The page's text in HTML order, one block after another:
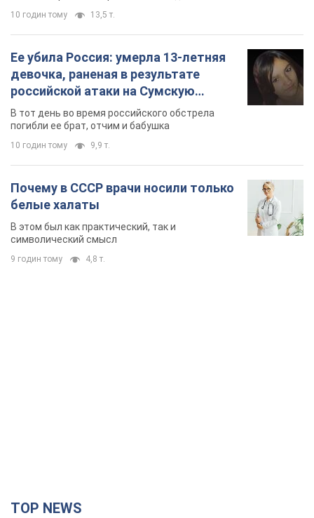
10 годин тому 13,5 т.
Ее убила Россия: умерла 13-летняя
девочка, раненая в результате
российской атаки на Сумскую
область. Фото
В тот день во время российского обстрела
погибли ее брат, отчим и бабушка
10 годин тому 9,9 т.
Почему в СССР врачи носили только
белые халаты
В этом был как практический, так и
символический смысл
9 годин тому 4,8 т.
TOP NEWS